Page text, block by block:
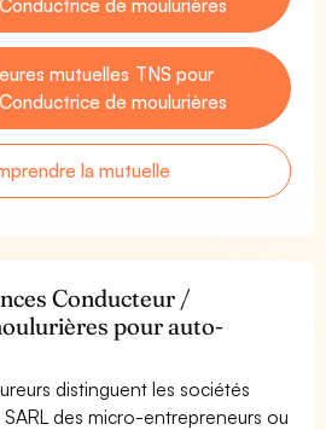
mutuelles TNS pour
de moulurières
la mutuelle
Conducteur /
pour auto-
distinguent les sociétés
des micro-entrepreneurs ou